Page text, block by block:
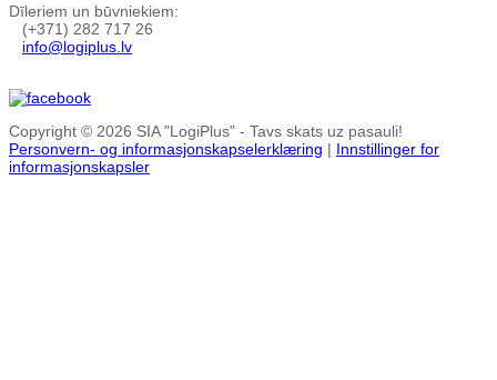
Dīleriem un būvniekiem:
(+371) 282 717 26
info@logiplus.lv
Copyright © 2026 SIA "LogiPlus" - Tavs skats uz pasauli!
Personvern- og informasjonskapselerklæring | Innstillinger for
informasjonskapsler